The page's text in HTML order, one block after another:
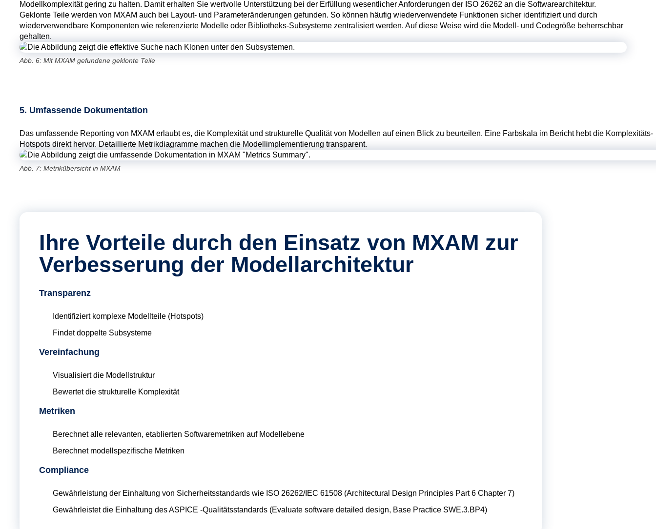
Abb. 6: Mit MXAM gefundene geklonte Teile
Modellkomplexität gering zu halten. Damit erhalten Sie wertvolle Unterstützung bei der Erfüllung wesentlicher Anforderungen der ISO 26262 an die Softwarearchitektur.
Geklonte Teile werden von MXAM auch bei Layout- und Parameteränderungen gefunden. So können häufig wiederverwendete Funktionen sicher identifiziert und durch
wiederverwendbare Komponenten wie referenzierte Modelle oder Bibliotheks-Subsysteme zentralisiert werden. Auf diese Weise wird die Modell- und Codegröße beherrschbar
gehalten.
Abb. 7: Metrikübersicht in MXAM
5. Umfassende Dokumentation
Das umfassende Reporting von MXAM erlaubt es, die Komplexität und strukturelle Qualität von Modellen auf einen Blick zu beurteilen. Eine Farbskala im Bericht hebt die Komplexitäts-
Hotspots direkt hervor. Detaillierte Metrikdiagramme machen die Modellimplementierung transparent.
Ihre Vorteile durch den Einsatz von MXAM zur
Verbesserung der Modellarchitektur
Transparenz
Identifiziert komplexe Modellteile (Hotspots)
Findet doppelte Subsysteme
Vereinfachung
Visualisiert die Modellstruktur
Bewertet die strukturelle Komplexität
Metriken
Berechnet alle relevanten, etablierten Softwaremetriken auf Modellebene
Berechnet modellspezifische Metriken
Compliance
Gewährleistung der Einhaltung von Sicherheitsstandards wie ISO 26262/IEC 61508 (Architectural Design Principles Part 6 Chapter 7)
Gewährleistet die Einhaltung des ASPICE -Qualitätsstandards (Evaluate software detailed design, Base Practice SWE.3.BP4)